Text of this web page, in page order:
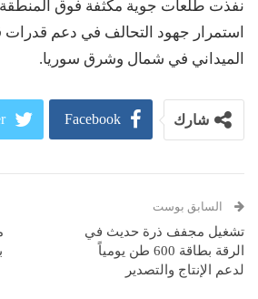
نفذت طلعات جوية مكثفة فوق
استمرار جهود التحالف في دعم قدرات
الميداني في شمال وشرق سوريا.
شارك Facebook
السابق بوست
تشغيل مجفف ذرة حديث في
الرقة بطاقة 600 طن يومياً
لدعم الإنتاج والتصدير